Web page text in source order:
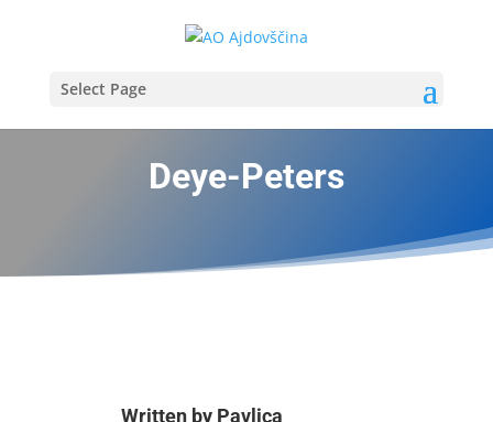
Select Page
Deye-Peters
Written by Pavlica